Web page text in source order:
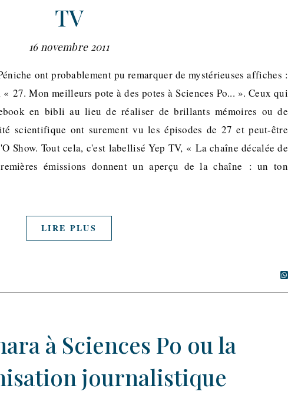
TV
16 novembre 2011
ont probablement pu remarquer de mystérieuses affiches :
27. Mon meilleurs pote à des potes à Sciences Po... ». Ceux qui
en bibli au lieu de réaliser de brillants mémoires ou de
scientifique ont surement vu les épisodes de 27 et peut-être
Show. Tout cela, c'est labellisé Yep TV, « La chaîne décalée de
émissions donnent un aperçu de la chaîne : un ton
LIRE PLUS
à Sciences Po ou la
journalistique